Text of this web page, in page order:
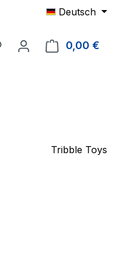
Deutsch
Du hast 0 Produkte auf
0,00 €
Tribble Toys